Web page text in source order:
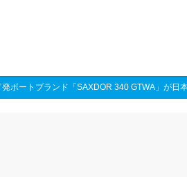
発ボートブランド「SAXDOR 340 GTWA」が